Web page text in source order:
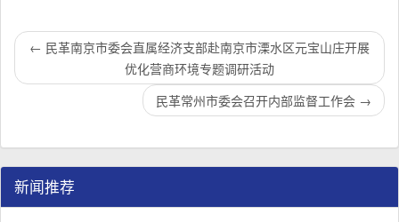
← 民革南京市委会直属经济支部赴南京市溧水区元宝山庄开展
优化营商环境专题调研活动
民革常州市委会召开内部监督工作会 →
新闻推荐
民革江苏省企业家联谊会工作座谈会在宁召开
1/3 李惠东率队来江苏省淮安市调研：聚焦民革党员之家建设管
2/3 民革江苏省委召开“主题教育活动” 领导班子民主生活会
3/3